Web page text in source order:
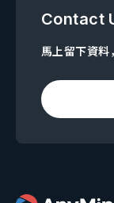
Contact
馬上留下資料